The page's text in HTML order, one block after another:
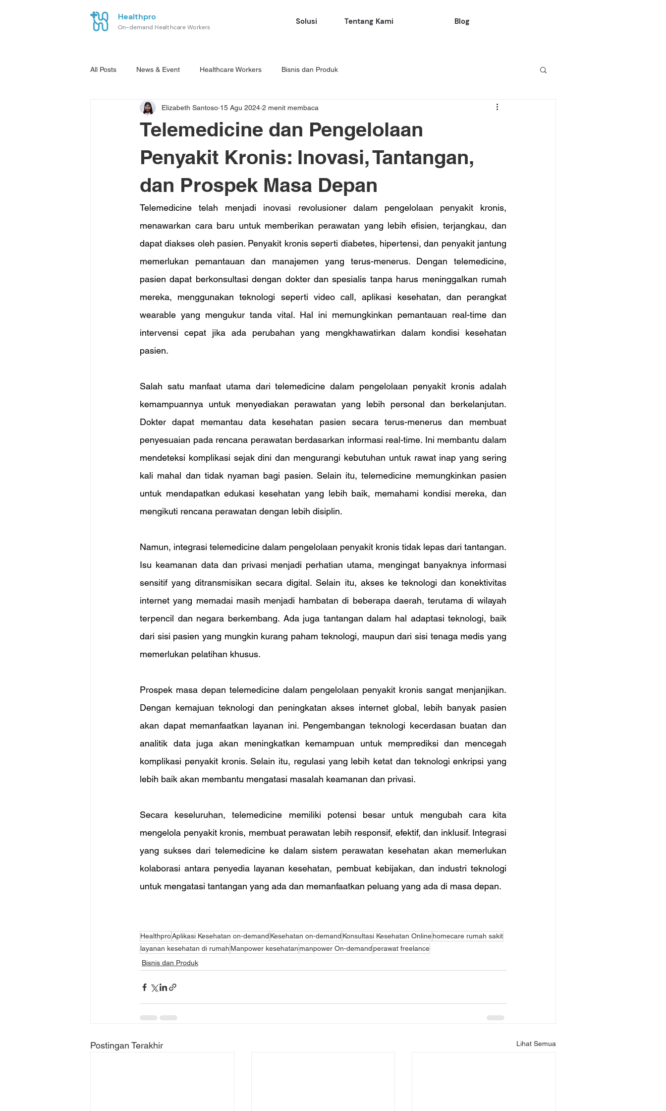
Healthpro
On-demand Healthcare Workers
Solusi Tentang Kami Blog
All Posts News & Event Healthcare Workers Bisnis dan Produk
Telemedicine dan Pengelolaan
Penyakit Kronis: Inovasi, Tantangan,
dan Prospek Masa Depan
Elizabeth Santoso 15 Agu 2024 2 menit membaca
Telemedicine telah menjadi inovasi revolusioner dalam pengelolaan penyakit kronis,
menawarkan cara baru untuk memberikan perawatan yang lebih efisien, terjangkau, dan
dapat diakses oleh pasien. Penyakit kronis seperti diabetes, hipertensi, dan penyakit jantung
memerlukan pemantauan dan manajemen yang terus-menerus. Dengan telemedicine,
pasien dapat berkonsultasi dengan dokter dan spesialis tanpa harus meninggalkan rumah
mereka, menggunakan teknologi seperti video call, aplikasi kesehatan, dan perangkat
wearable yang mengukur tanda vital. Hal ini memungkinkan pemantauan real-time dan
intervensi cepat jika ada perubahan yang mengkhawatirkan dalam kondisi kesehatan
pasien.
Salah satu manfaat utama dari telemedicine dalam pengelolaan penyakit kronis adalah
kemampuannya untuk menyediakan perawatan yang lebih personal dan berkelanjutan.
Dokter dapat memantau data kesehatan pasien secara terus-menerus dan membuat
penyesuaian pada rencana perawatan berdasarkan informasi real-time. Ini membantu dalam
mendeteksi komplikasi sejak dini dan mengurangi kebutuhan untuk rawat inap yang sering
kali mahal dan tidak nyaman bagi pasien. Selain itu, telemedicine memungkinkan pasien
untuk mendapatkan edukasi kesehatan yang lebih baik, memahami kondisi mereka, dan
mengikuti rencana perawatan dengan lebih disiplin.
Namun, integrasi telemedicine dalam pengelolaan penyakit kronis tidak lepas dari tantangan.
Isu keamanan data dan privasi menjadi perhatian utama, mengingat banyaknya informasi
sensitif yang ditransmisikan secara digital. Selain itu, akses ke teknologi dan konektivitas
internet yang memadai masih menjadi hambatan di beberapa daerah, terutama di wilayah
terpencil dan negara berkembang. Ada juga tantangan dalam hal adaptasi teknologi, baik
dari sisi pasien yang mungkin kurang paham teknologi, maupun dari sisi tenaga medis yang
memerlukan pelatihan khusus.
Prospek masa depan telemedicine dalam pengelolaan penyakit kronis sangat menjanjikan.
Dengan kemajuan teknologi dan peningkatan akses internet global, lebih banyak pasien
akan dapat memanfaatkan layanan ini. Pengembangan teknologi kecerdasan buatan dan
analitik data juga akan meningkatkan kemampuan untuk memprediksi dan mencegah
komplikasi penyakit kronis. Selain itu, regulasi yang lebih ketat dan teknologi enkripsi yang
lebih baik akan membantu mengatasi masalah keamanan dan privasi.
Secara keseluruhan, telemedicine memiliki potensi besar untuk mengubah cara kita
mengelola penyakit kronis, membuat perawatan lebih responsif, efektif, dan inklusif. Integrasi
yang sukses dari telemedicine ke dalam sistem perawatan kesehatan akan memerlukan
kolaborasi antara penyedia layanan kesehatan, pembuat kebijakan, dan industri teknologi
untuk mengatasi tantangan yang ada dan memanfaatkan peluang yang ada di masa depan.
HealthproAplikasi Kesehatan on-demand Kesehatan on-demand Konsultasi Kesehatan Onlinehomecare rumah sakit
layanan kesehatan di rumah Manpower kesehatan manpower On-demandperawat freelance
Bisnis dan Produk
Postingan Terakhir Lihat Semua